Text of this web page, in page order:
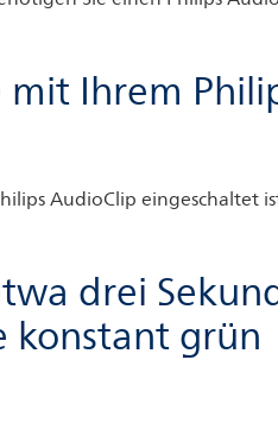
Ihrem
AudioClip eingeschaltet
drei
konstant grün